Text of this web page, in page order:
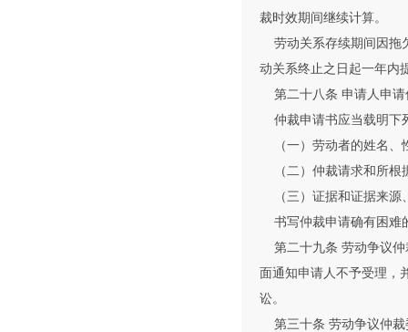
裁时效期间继续计算。
劳动关系存续期间因拖
动关系终止之日起一年内
第二十八条 申请人申请
仲裁申请书应当载明下
（一）劳动者的姓名、
（二）仲裁请求和所根
（三）证据和证据来源
书写仲裁申请确有困难
第二十九条 劳动争议仲
面通知申请人不予受理，
讼。
第三十条 劳动争议仲裁